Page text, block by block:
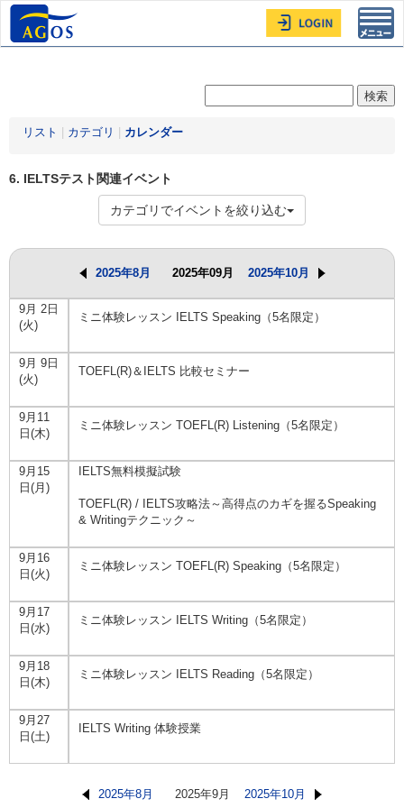
リスト カテゴリ カレンダー
6. IELTSテスト関連イベント
カテゴリでイベントを絞り込む
2025年8月 2025年09月 2025年10月
9月 2日
(火)
ミニ体験レッスン IELTS Speaking（5名限定）
9月 9日
(火)
TOEFL(R)＆IELTS 比較セミナー
9月11
日(木)
ミニ体験レッスン TOEFL(R) Listening（5名限定）
9月15
日(月)
IELTS無料模擬試験
TOEFL(R) / IELTS攻略法～高得点のカギを握るSpeaking
& Writingテクニック～
9月16
日(火)
ミニ体験レッスン TOEFL(R) Speaking（5名限定）
9月17
日(水)
ミニ体験レッスン IELTS Writing（5名限定）
9月18
日(木)
ミニ体験レッスン IELTS Reading（5名限定）
9月27
日(土)
IELTS Writing 体験授業
2025年8月 2025年9月 2025年10月